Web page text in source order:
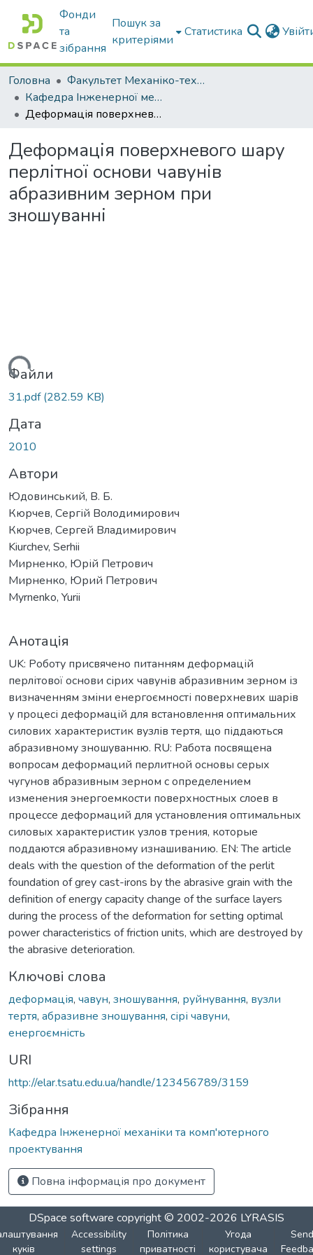
Фонди
та
зібрання
Пошук за
критеріями
Статистика
Головна
Факультет Механіко-технологічний
Кафедра Інженерної механіки та комп'ютерного проектування
Деформація поверхневого шару перлітної основи чавунів абразивним зерном при зношуванні
Деформація поверхневого шару
перлітної основи чавунів
абразивним зерном при
зношуванні
Файли
31.pdf(282.59 KB)
Дата
2010
Автори
Юдовинський, В. Б.
Кюрчев, Сергій Володимирович
Кюрчев, Сергей Владимирович
Kiurchеv, Serhii
Мирненко, Юрій Петрович
Мирненко, Юрий Петрович
Myrnenko, Yurii
Анотація
UK: Роботу присвячено питанням деформацій
перлітової основи сірих чавунів абразивним зерном із
визначенням зміни енергоємності поверхневих шарів
у процесі деформацій для встановлення оптимальних
силових характеристик вузлів тертя, що піддаються
абразивному зношуванню. RU: Работа посвящена
вопросам деформаций перлитной основы серых
чугунов абразивным зерном с определением
изменения энергоемкости поверхностных слоев в
процессе деформаций для установления оптимальных
силовых характеристик узлов трения, которые
поддаются абразивному изнашиванию. EN: The article
deals with the question of the deformation of the perlit
foundation of grey cast-irons by the abrasive grain with the
definition of energy capacity change of the surface layers
during the process of the deformation for setting optimal
power characteristics of friction units, which are destroyed by
the abrasive deterioration.
Ключові слова
деформація, чавун, зношування, руйнування, вузли
тертя, абразивне зношування, сірі чавуни,
енергоємність
URI
http://elar.tsatu.edu.ua/handle/123456789/3159
Зібрання
Кафедра Інженерної механіки та комп'ютерного
проектування
Повна інформація про документ
DSpace software copyright © 2002-2026 LYRASIS
куків
Accessibility
settings
Політика
приватності
Угода
користувача
Send